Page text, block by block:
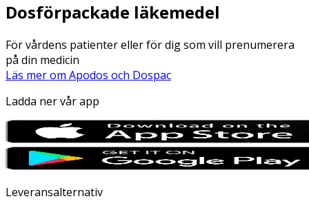
Dosförpackade läkemedel
För vårdens patienter eller för dig som vill prenumerera
på din medicin
Läs mer om Apodos och Dospac
Ladda ner vår app
Leveransalternativ